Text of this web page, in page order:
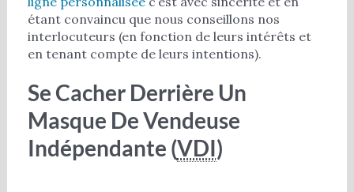
étant convaincu que nous conseillons nos
interlocuteurs (en fonction de leurs intérêts et
en tenant compte de leurs intentions).
Se Cacher Derrière Un
Masque De Vendeuse
Indépendante (VDI)